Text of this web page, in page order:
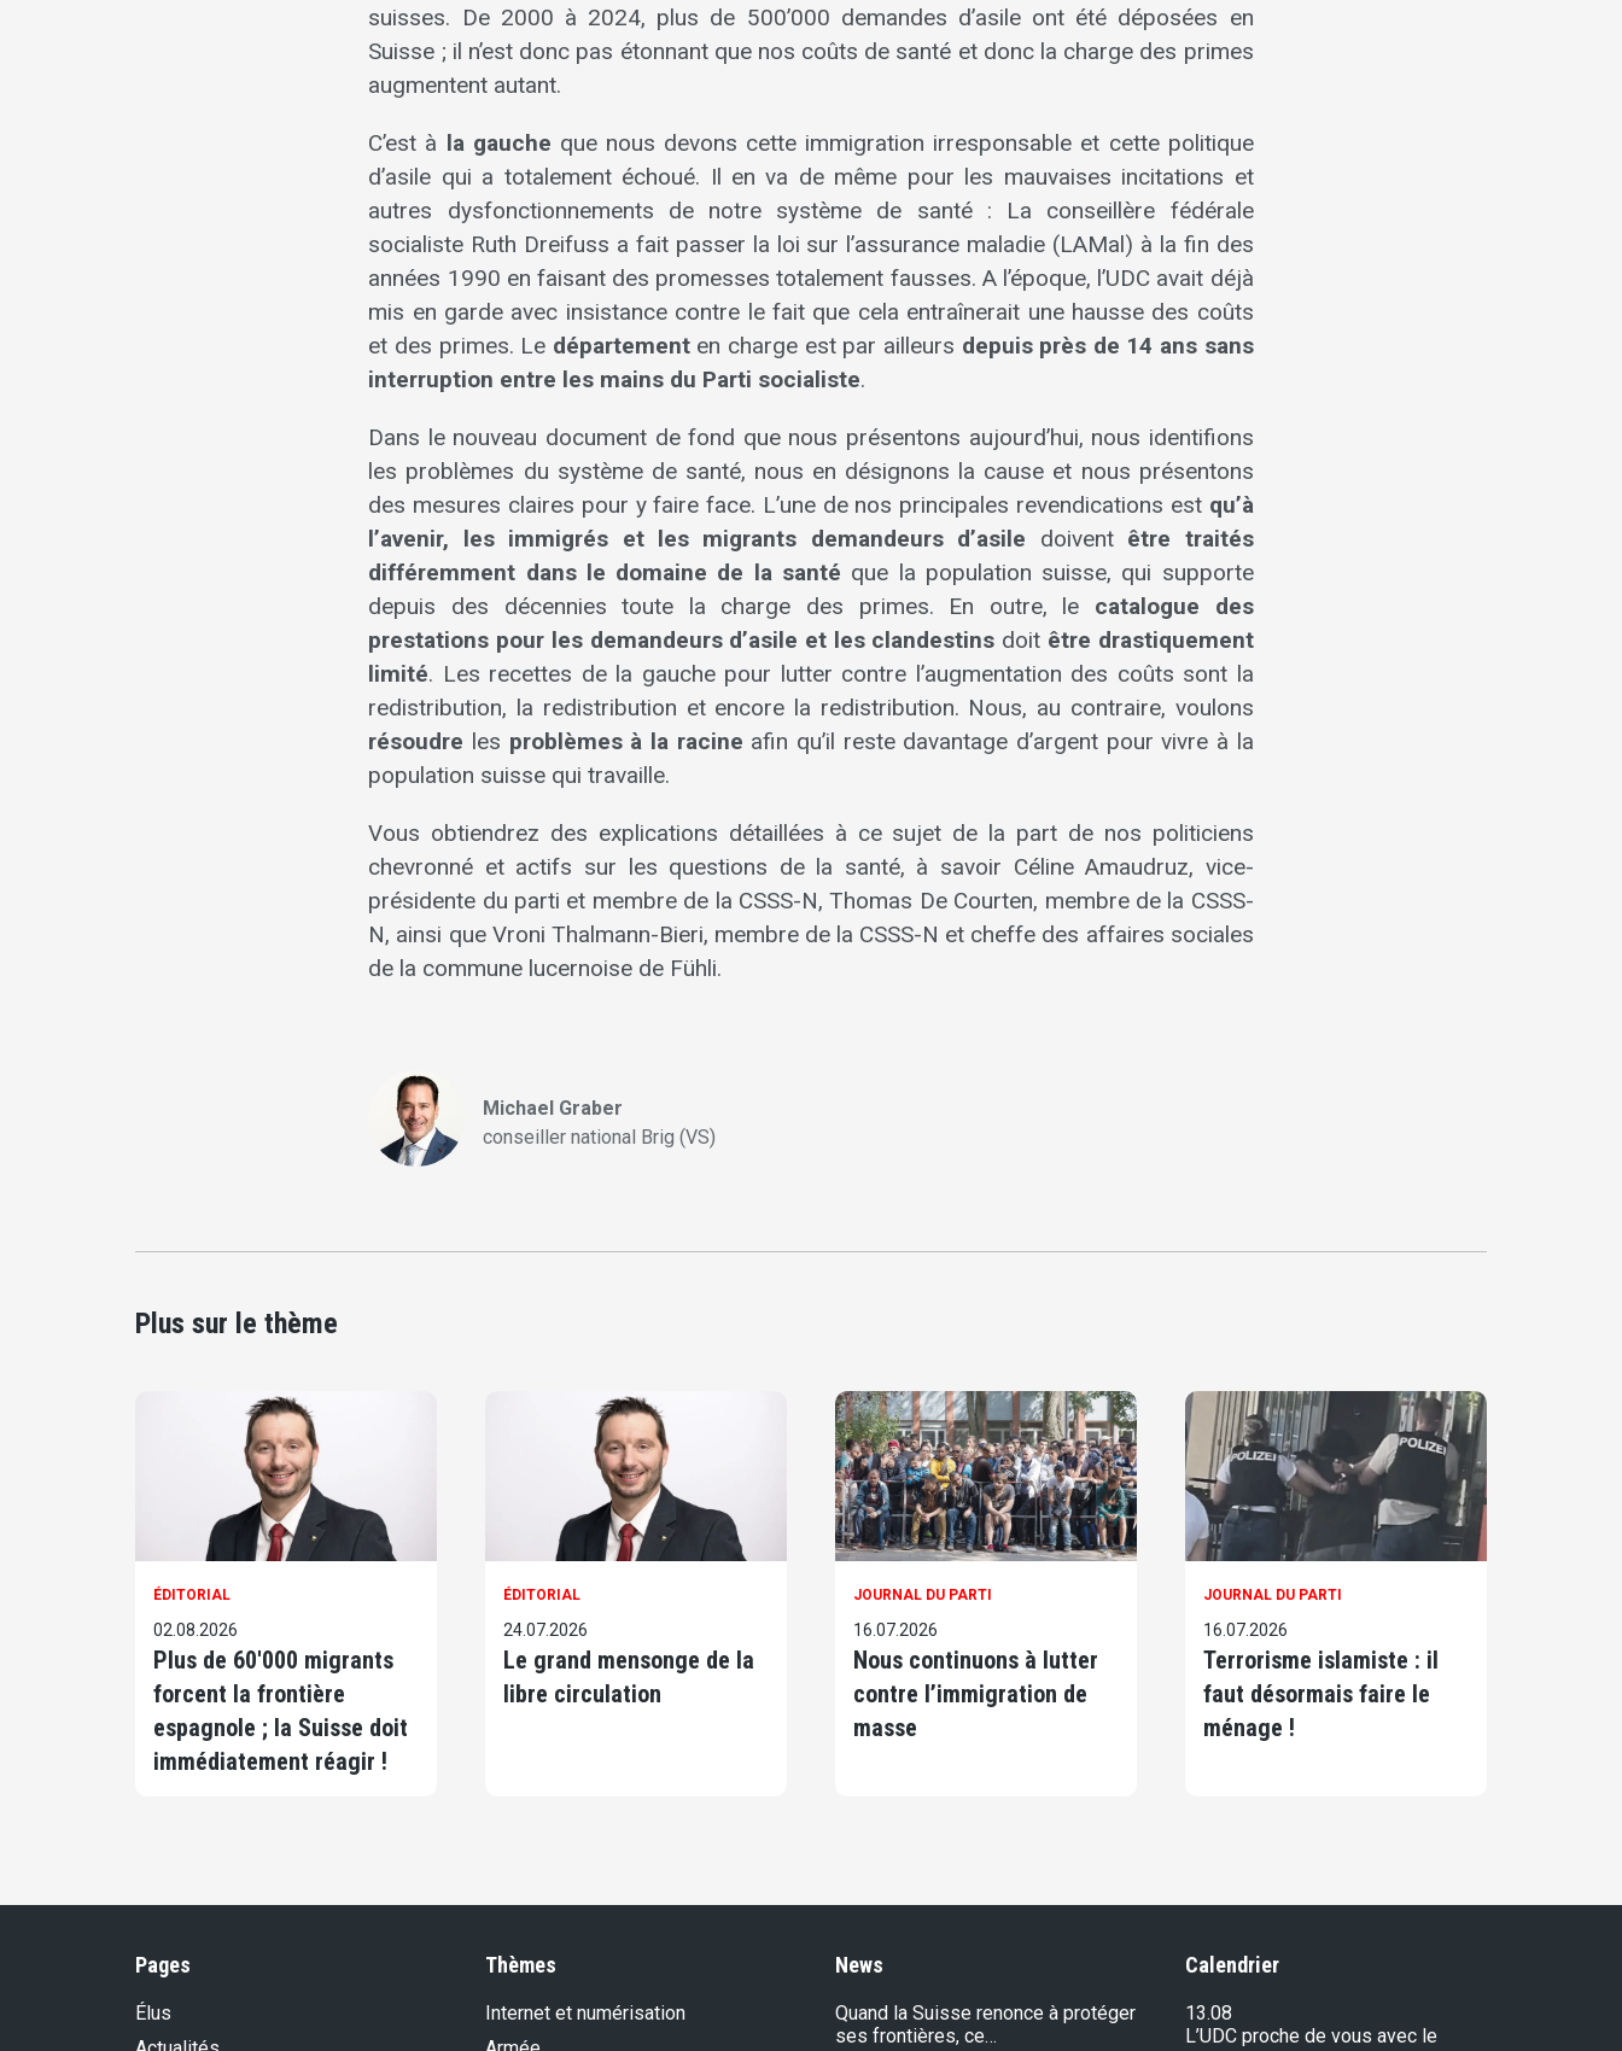
suisses. De 2000 à 2024, plus de 500’000 demandes d’asile ont été déposées en
Suisse ; il n’est donc pas étonnant que nos coûts de santé et donc la charge des primes
augmentent autant.
C’est à la gauche que nous devons cette immigration irresponsable et cette politique
d’asile qui a totalement échoué. Il en va de même pour les mauvaises incitations et
autres dysfonctionnements de notre système de santé : La conseillère fédérale
socialiste Ruth Dreifuss a fait passer la loi sur l’assurance maladie (LAMal) à la fin des
années 1990 en faisant des promesses totalement fausses. A l’époque, l’UDC avait déjà
mis en garde avec insistance contre le fait que cela entraînerait une hausse des coûts
et des primes. Le départementen charge est par ailleurs depuis près de 14 ans sans
interruption entre les mains du Parti socialiste.
Dans le nouveau document de fond que nous présentons aujourd’hui, nous identifions
les problèmes du système de santé, nous en désignons la cause et nous présentons
des mesures claires pour y faire face. L’une de nos principales revendications est qu’à
l’avenir, les immigrés et les migrants demandeurs d’asile doivent être traités
différemment dans le domaine de la santé que la population suisse, qui supporte
depuis des décennies toute la charge des primes. En outre, le catalogue des
prestations pour les demandeurs d’asile et les clandestins doit être drastiquement
limité. Les recettes de la gauche pour lutter contre l’augmentation des coûts sont la
redistribution, la redistribution et encore la redistribution. Nous, au contraire, voulons
résoudre les problèmes à la racine afin qu’il reste davantage d’argent pour vivre à la
population suisse qui travaille.
Vous obtiendrez des explications détaillées à ce sujet de la part de nos politiciens
chevronné et actifs sur les questions de la santé, à savoir Céline Amaudruz, vice-
présidente du parti et membre de la CSSS-N, Thomas De Courten, membre de la CSSS-
N, ainsi que Vroni Thalmann-Bieri, membre de la CSSS-N et cheffe des affaires sociales
de la commune lucernoise de Fühli.
Michael Graber
conseiller national Brig (VS)
Plus sur le thème
ÉDITORIAL
02.08.2026
Plus de 60'000 migrants
forcent la frontière
espagnole ; la Suisse doit
immédiatement réagir !
ÉDITORIAL
24.07.2026
Le grand mensonge de la
libre circulation
JOURNAL DU PARTI
16.07.2026
Nous continuons à lutter
contre l’immigration de
masse
JOURNAL DU PARTI
16.07.2026
Terrorisme islamiste : il
faut désormais faire le
ménage !
Pages
Élus
Thèmes
Internet et numérisation
News
Quand la Suisse renonce à protéger
ses frontières, ce…
Calendrier
13.08
L’UDC proche de vous avec le